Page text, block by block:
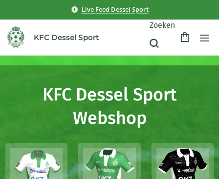
Live Feed Dessel Sport
KFC Dessel Sport
Zoeken
KFC Dessel Sport
Webshop